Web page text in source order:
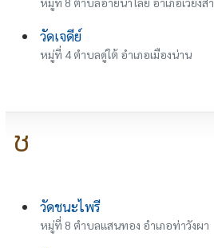
วัดเจดีย์
หมู่ที่ 4 ตำบลดู่ใต้ อำเภอเมืองน่าน
ช
วัดชนะไพรี
หมู่ที่ 8 ตำบลแสนทอง อำเภอท่าวังผา